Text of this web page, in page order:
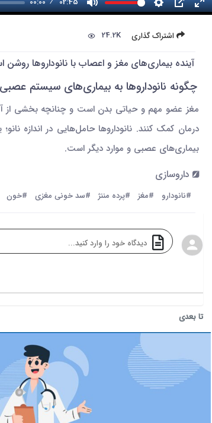
اشتراک گذاری 24.2K
آینده بیماری‌های مغز و اعصاب با نانوداروها
چگونه نانوداروها به بیماری‌های سیستم
مغز عضو مهم و حیاتی بدن است و چنانچه بخشی از آن
درمان کمک کنند. نانوداروها حامل‌هایی در اندازه
بیماری‌های عصبی و موارد دیگر است.
داروسازی
#نانودارو #مغز #پرده مننژ #سد خونی مغزی #خون
تا بعدی